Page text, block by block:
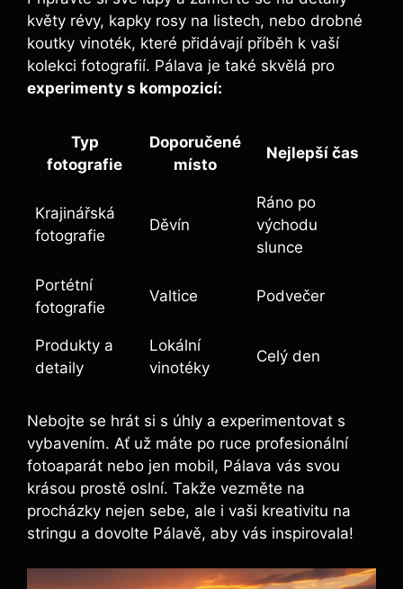
květy révy, kapky rosy na listech, nebo drobné
koutky vinoték, které přidávají příběh k vaší
kolekci fotografií. Pálava je také skvělá pro
experimenty s kompozicí:
Typ
fotografie
Doporučené
místo
Nejlepší čas
Krajinářská
fotografie
Děvín
Ráno po
východu
slunce
Portétní
fotografie
Valtice Podvečer
Produkty a
detaily
Lokální
vinotéky
Celý den
Nebojte se hrát si s úhly a experimentovat s
vybavením. Ať už máte po ruce profesionální
fotoaparát nebo jen mobil, Pálava vás svou
krásou prostě oslní. Takže vezměte na
procházky nejen sebe, ale i vaši kreativitu na
stringu a dovolte Pálavě, aby vás inspirovala!